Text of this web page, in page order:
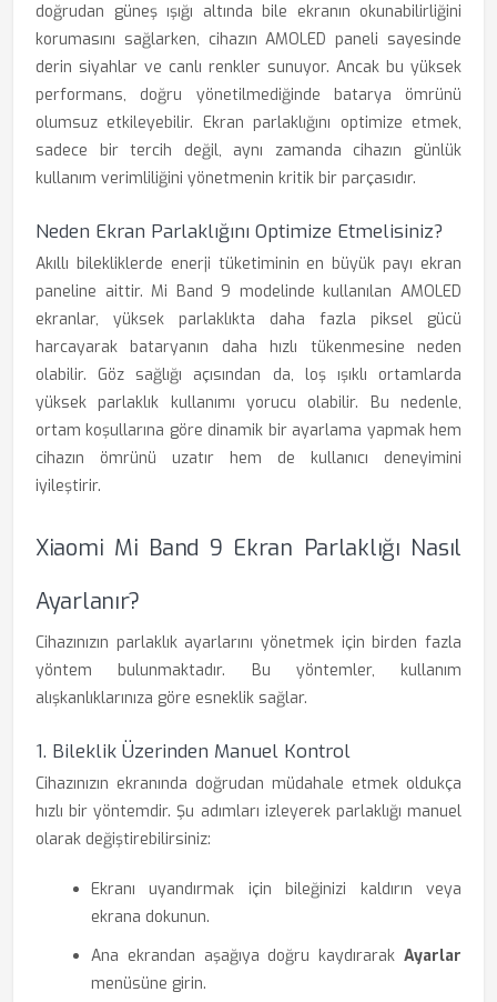
doğrudan güneş ışığı altında bile ekranın okunabilirliğini
korumasını sağlarken, cihazın AMOLED paneli sayesinde
derin siyahlar ve canlı renkler sunuyor. Ancak bu yüksek
performans, doğru yönetilmediğinde batarya ömrünü
olumsuz etkileyebilir. Ekran parlaklığını optimize etmek,
sadece bir tercih değil, aynı zamanda cihazın günlük
kullanım verimliliğini yönetmenin kritik bir parçasıdır.
Neden Ekran Parlaklığını Optimize Etmelisiniz?
Akıllı bilekliklerde enerji tüketiminin en büyük payı ekran
paneline aittir. Mi Band 9 modelinde kullanılan AMOLED
ekranlar, yüksek parlaklıkta daha fazla piksel gücü
harcayarak bataryanın daha hızlı tükenmesine neden
olabilir. Göz sağlığı açısından da, loş ışıklı ortamlarda
yüksek parlaklık kullanımı yorucu olabilir. Bu nedenle,
ortam koşullarına göre dinamik bir ayarlama yapmak hem
cihazın ömrünü uzatır hem de kullanıcı deneyimini
iyileştirir.
Xiaomi Mi Band 9 Ekran Parlaklığı Nasıl
Ayarlanır?
Cihazınızın parlaklık ayarlarını yönetmek için birden fazla
yöntem bulunmaktadır. Bu yöntemler, kullanım
alışkanlıklarınıza göre esneklik sağlar.
1. Bileklik Üzerinden Manuel Kontrol
Cihazınızın ekranında doğrudan müdahale etmek oldukça
hızlı bir yöntemdir. Şu adımları izleyerek parlaklığı manuel
olarak değiştirebilirsiniz:
Ekranı uyandırmak için bileğinizi kaldırın veya
ekrana dokunun.
Ana ekrandan aşağıya doğru kaydırarak Ayarlar
menüsüne girin.